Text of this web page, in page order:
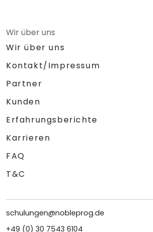
Wir über uns
Wir über uns
Kontakt/Impressum
Partner
Kunden
Erfahrungsberichte
Karrieren
FAQ
T&C
schulungen@nobleprog.de
+49 (0) 30 7543 6104